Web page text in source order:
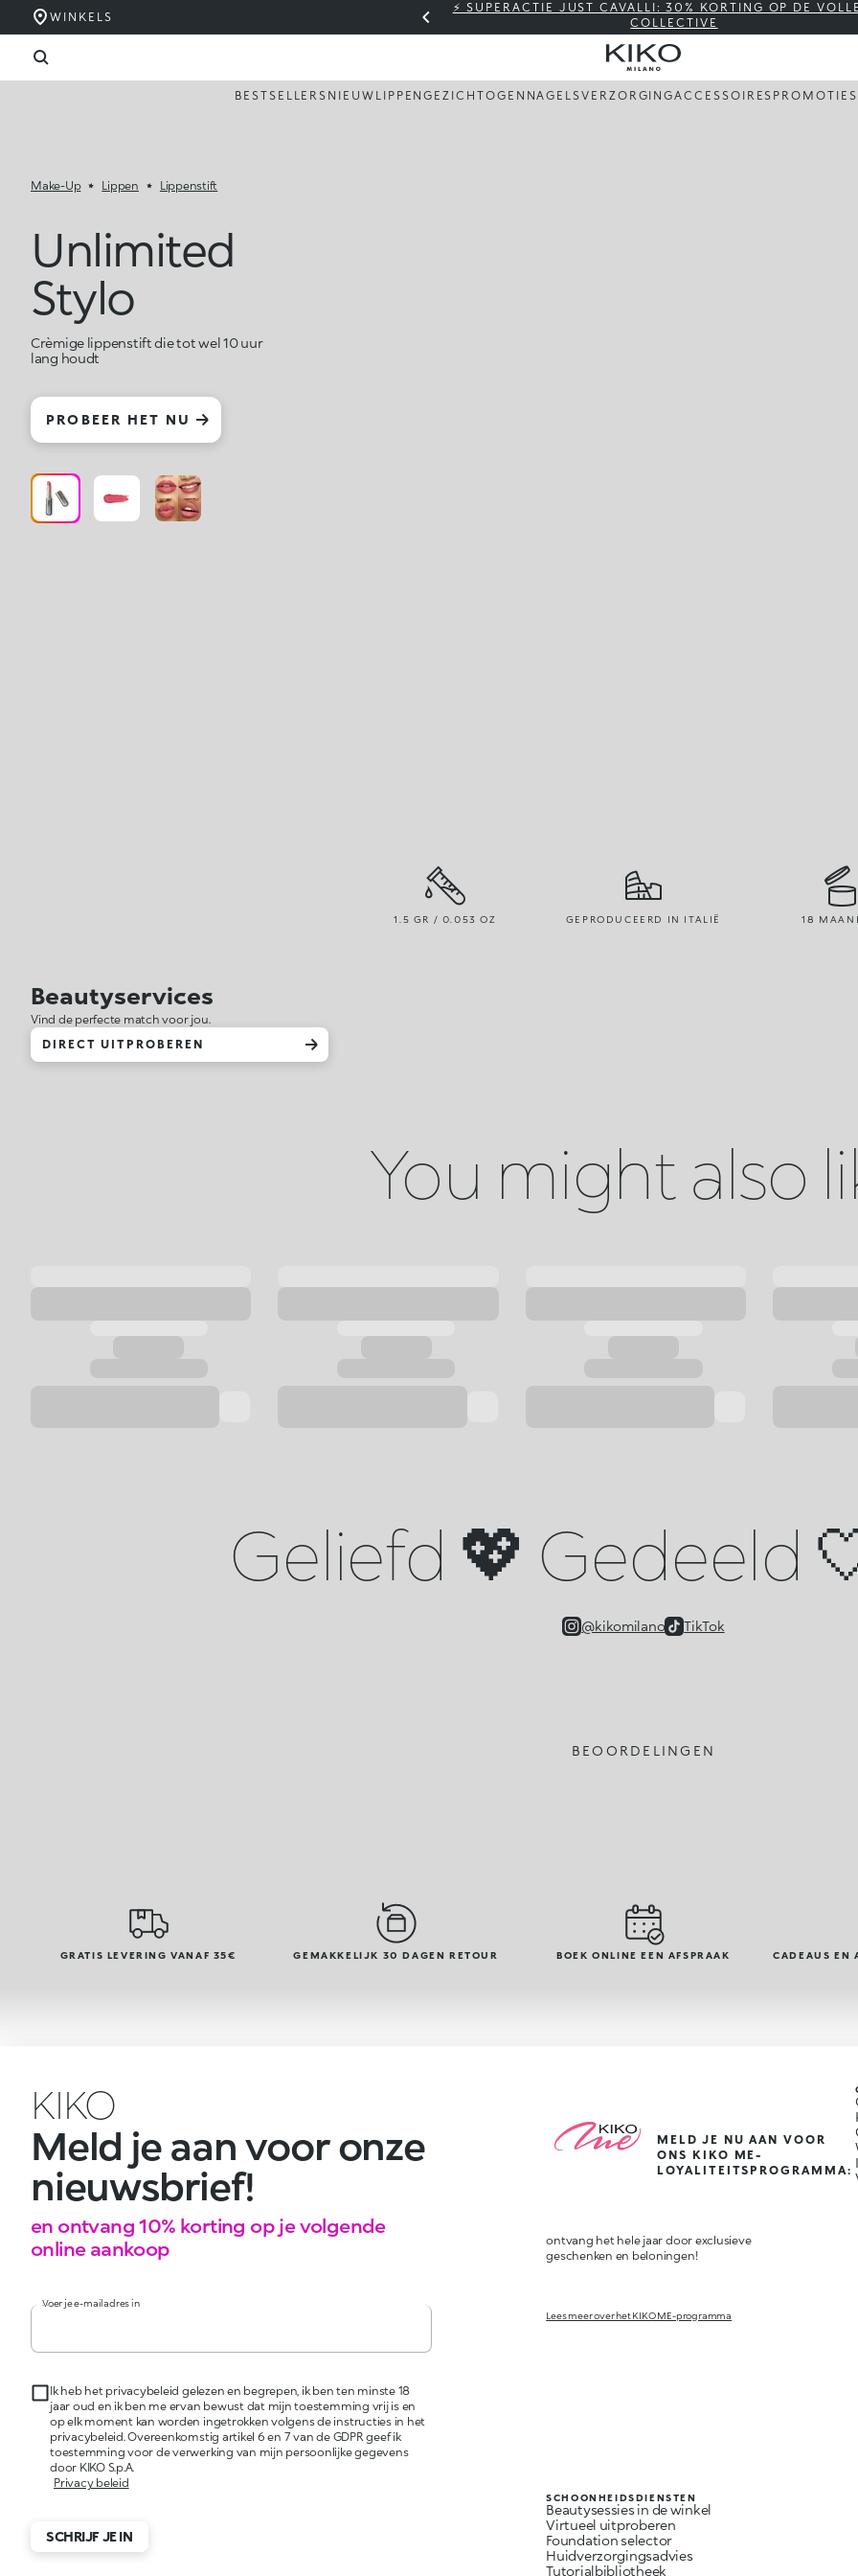
WINKELS
⚡ SUPERACTIE JUST CAVALLI: 30% KORTING OP DE
COLLECTIVE
BESTSELLERS NIEUW LIPPENGEZICHTOGEN NAGELSVERZORGINGACCESSOIRES PROMOTIES
Make-Up Lippen Lippenstift
Unlimited
Stylo
Crèmige lippenstift die tot wel 10 uur
lang houdt
PROBEER HET NU
1.5 GR / 0.053 OZ GEPRODUCEERD IN ITALIË 18
Beautyservices
Vind de perfecte match voor jou.
DIRECT UITPROBEREN
You might also
Geliefd 💖 Gedeeld
@kikomilano TikTok
BEOORDELINGEN
GRATIS LEVERING VANAF 35€ GEMAKKELIJK 30 DAGEN RETOUR BOEK ONLINE EEN AFSPRAAK
CADEAUS EN
KIKO
Meld je aan voor onze
nieuwsbrief!
en ontvang 10% korting op je volgende
online aankoop
Voer je e-mailadres in
Ik heb het privacybeleid gelezen en begrepen, ik ben ten minste 18
jaar oud en ik ben me ervan bewust dat mijn toestemming vrij is en
op elk moment kan worden ingetrokken volgens de instructies in het
privacybeleid. Overeenkomstig artikel 6 en 7 van de GDPR geef ik
toestemming voor de verwerking van mijn persoonlijke gegevens
door KIKO S.p.A.
Privacy beleid
SCHRIJF JE IN
MELD JE NU AAN VOOR
ONS KIKO ME-
LOYALITEITSPROGRAMMA:
ontvang het hele jaar door exclusieve
geschenken en beloningen!
Lees meer over het KIKO ME-programma
SCHOONHEIDSDIENSTEN
Beautysessies in de winkel
Virtueel uitproberen
Foundation selector
Huidverzorgingsadvies
Tutorialbibliotheek